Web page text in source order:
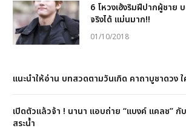
6 โหวงเฮ้งริมฝีปากผู้ชา
จริงได้ แม่นมาก!!
01/10/2018
แนะนำให้อ่าน บทสวดตามวันเกิด คาถาบูชาดวง ใ
เปิดตัวแล้วจ้า ! นานา แอบถ่าย “แบงค์ แคลช” กั
สระน้ำ